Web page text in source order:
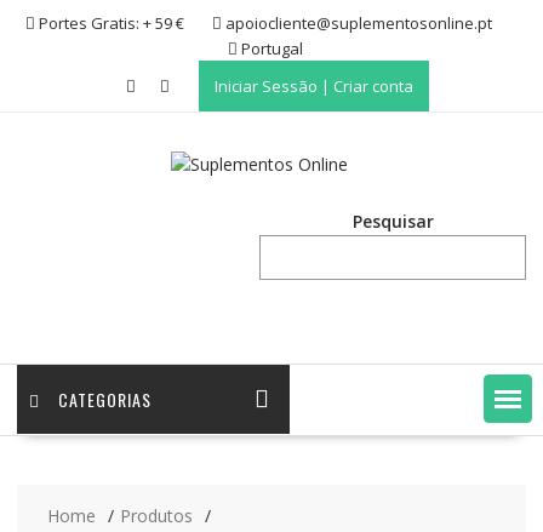
Skip Portes Gratis: + 59 €
apoiocliente@suplementosonline.pt
Portugal
Iniciar Sessão | Criar conta
Pesquisar
CATEGORIAS
Home
Produtos